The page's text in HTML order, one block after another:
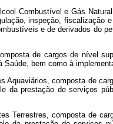
Combustível e Gás
inspeção,
e de derivados do
de cargos de nível
bem como à
Aquaviários, composta de
da prestação de serviços
Terrestres, composta de